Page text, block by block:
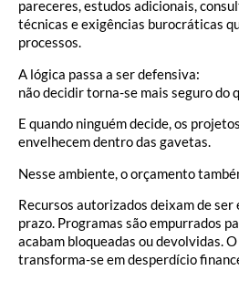
pareceres, estudos adicionais,
técnicas e exigências burocráticas
processos.
A lógica passa a ser defensiva:
não decidir torna-se mais seguro do
E quando ninguém decide, os
envelhecem dentro das gavetas.
Nesse ambiente, o orçamento
Recursos autorizados deixam de
prazo. Programas são empurrados
acabam bloqueadas ou devolvidas.
transforma-se em desperdício